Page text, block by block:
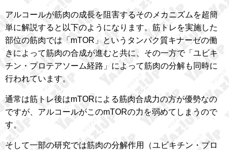
アルコールが筋肉の成長を阻害するそのメカニズムを超簡
単に解説すると以下のようになります。筋トレを実施した
部位の筋肉では「mTOR」というタンパク質キナーゼの働
きによって筋肉の合成が進むと共に、その一方で「ユビキ
チン・プロテアソーム経路」によって筋肉の分解も同時に
行われています。
通常は筋トレ後はmTORによる筋肉合成力の方が優勢なの
ですが、アルコールがこのmTORの力を弱めてしまうので
す。
そして一部の研究では筋肉の分解作用（ユビキチン・プロ